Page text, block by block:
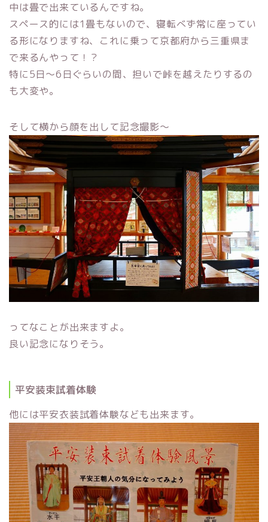
中は畳で出来ているんですね。
スペース的には1畳もないので、寝転べず常に座ってい
る形になりますね、これに乗って京都府から三重県ま
で来るんやって！？
特に5日～6日ぐらいの間、担いで峠を越えたりするの
も大変や。
そして横から顔を出して記念撮影～
ってなことが出来ますよ。
良い記念になりそう。
平安装束試着体験
他には平安衣装試着体験なども出来ます。